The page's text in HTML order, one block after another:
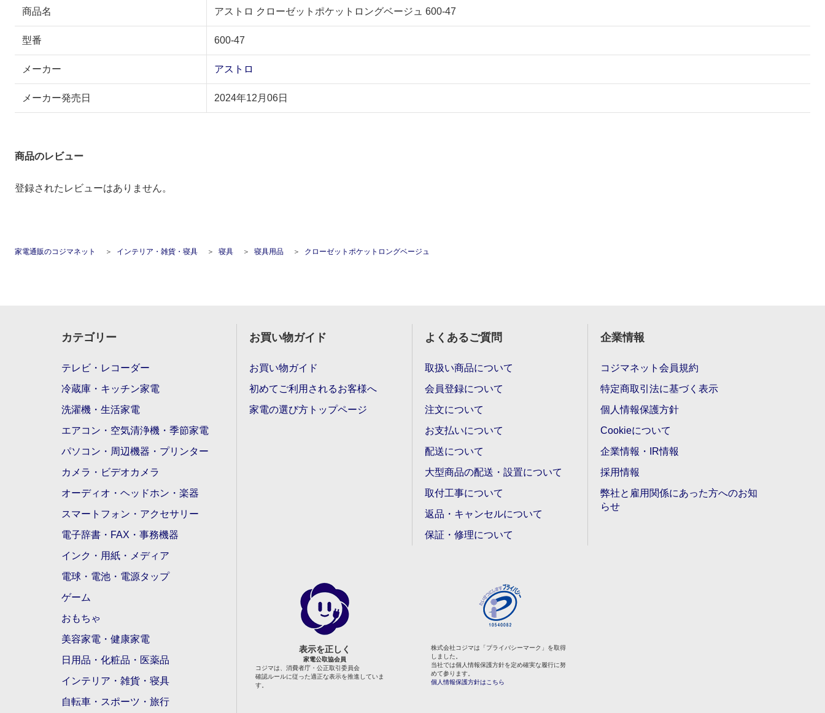
商品名 アストロ クローゼットポケットロングベージュ 600-47
型番 600-47
メーカー アストロ
メーカー発売日 2024年12月06日
商品のレビュー
登録されたレビューはありません。
家電通販のコジマネット インテリア・雑貨・寝具 寝具 寝具用品 クローゼットポケットロングベージュ
カテゴリー
テレビ・レコーダー
冷蔵庫・キッチン家電
洗濯機・生活家電
エアコン・空気清浄機・季節家電
パソコン・周辺機器・プリンター
カメラ・ビデオカメラ
オーディオ・ヘッドホン・楽器
スマートフォン・アクセサリー
電子辞書・FAX・事務機器
インク・用紙・メディア
電球・電池・電源タップ
ゲーム
おもちゃ
美容家電・健康家電
日用品・化粧品・医薬品
インテリア・雑貨・寝具
自転車・スポーツ・旅行
お買い物ガイド
お買い物ガイド
初めてご利用されるお客様へ
家電の選び方トップページ
よくあるご質問
取扱い商品について
会員登録について
注文について
お支払いについて
配送について
大型商品の配送・設置について
取付工事について
返品・キャンセルについて
保証・修理について
企業情報
コジマネット会員規約
特定商取引法に基づく表示
個人情報保護方針
Cookieについて
企業情報・IR情報
採用情報
弊社と雇用関係にあった方へのお知
らせ
表示を正しく
家電公取協会員
コジマは、消費者庁・公正取引委員会
確認ルールに従った適正な表示を推進していま
す。
株式会社コジマは「プライバシーマーク」を取得
しました。
当社では個人情報保護方針を定め確実な履行に努
めて参ります。
個人情報保護方針はこちら